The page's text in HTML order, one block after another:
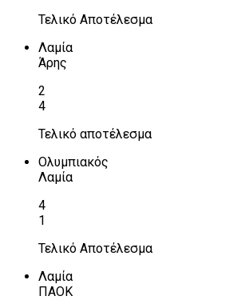
Τελικό Αποτέλεσμα
Λαμία
Άρης
2
4
Τελικό αποτέλεσμα
Ολυμπιακός
Λαμία
4
1
Τελικό Αποτέλεσμα
Λαμία
ΠΑΟΚ